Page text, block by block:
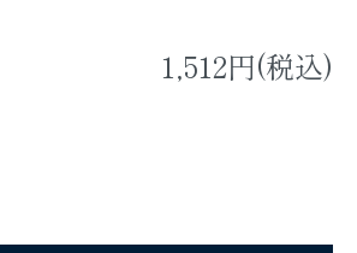
1,512円(税込)